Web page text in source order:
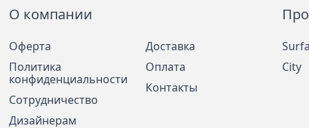
О компании
Оферта
Политика
конфиденциальности
Сотрудничество
Дизайнерам
Доставка
Оплата
Контакты
City